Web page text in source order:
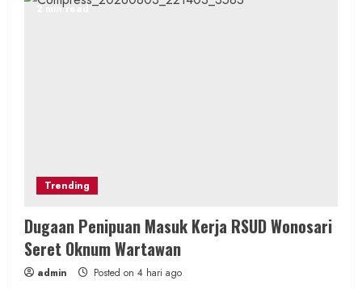
2 min read
Trending
Dugaan Penipuan Masuk Kerja RSUD Wonosari
Seret Oknum Wartawan
admin Posted on 4 hari ago